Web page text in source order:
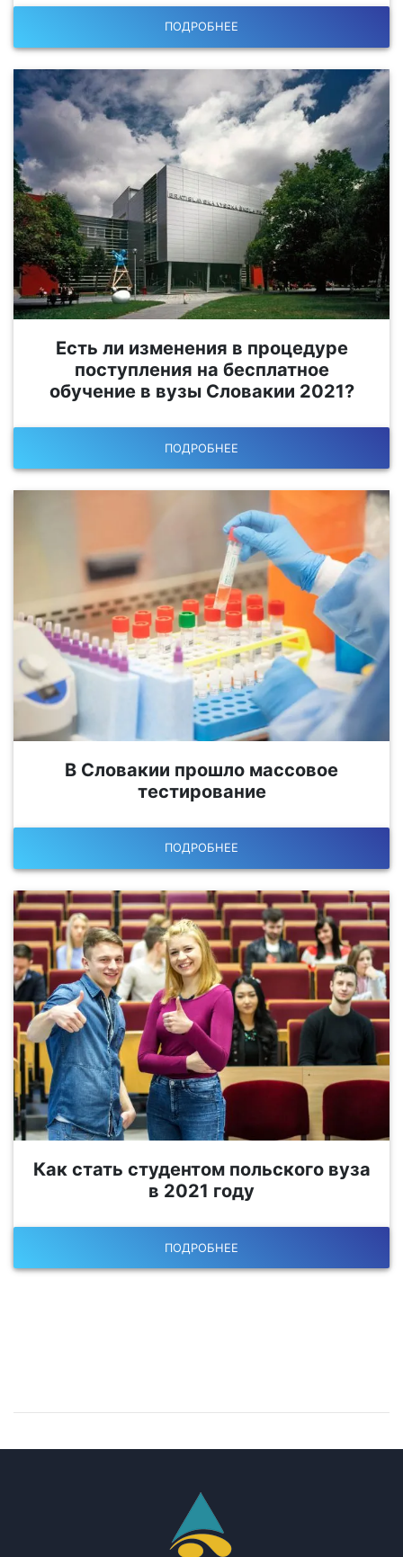
ПОДРОБНЕЕ
Есть ли изменения в процедуре
поступления на бесплатное
обучение в вузы Словакии 2021?
ПОДРОБНЕЕ
В Словакии прошло массовое
тестирование
ПОДРОБНЕЕ
Как стать студентом польского вуза
в 2021 году
ПОДРОБНЕЕ